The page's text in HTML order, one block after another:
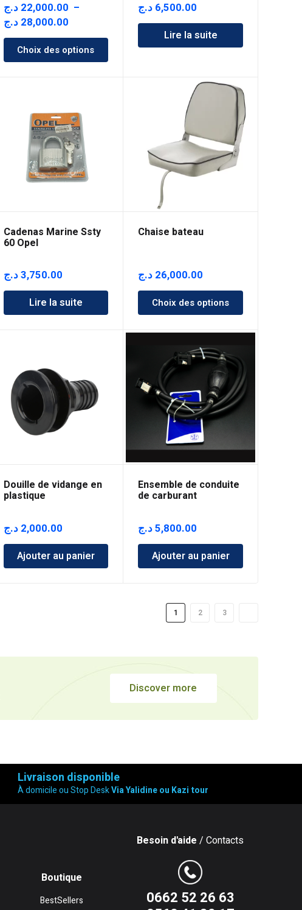
22,000.00 د.ج
–
28,000.00 د.ج
Plage
de
prix :
22,000.00 د.ج
Choix des options
6,500.00 د.ج
Lire la suite
Cadenas Marine Ssty
60 Opel
3,750.00د.ج
Lire la suite
Chaise bateau
26,000.00 د.ج
Choix des options
Douille de vidange en
plastique
2,000.00 د.ج
Ajouter au panier
Ensemble de conduite
de carburant
5,800.00د.ج
Ajouter au panier
1 2 3
Discover more
Livraison disponible
À domicile ou Stop DeskVia Yalidine ou Kazi tour
Boutique
BestSellers
Besoin d'aide / Contacts
0662 52 26 63